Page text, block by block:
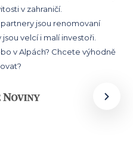
v zahraničí.
partnery jsou renomovaní
velcí i malí investoři.
v Alpách? Chcete výhodně